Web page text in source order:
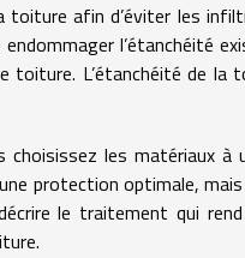
afin d’éviter les
l’étanchéité
toiture. L’étanchéité de la
les matériaux à
protection optimale,
le traitement qui